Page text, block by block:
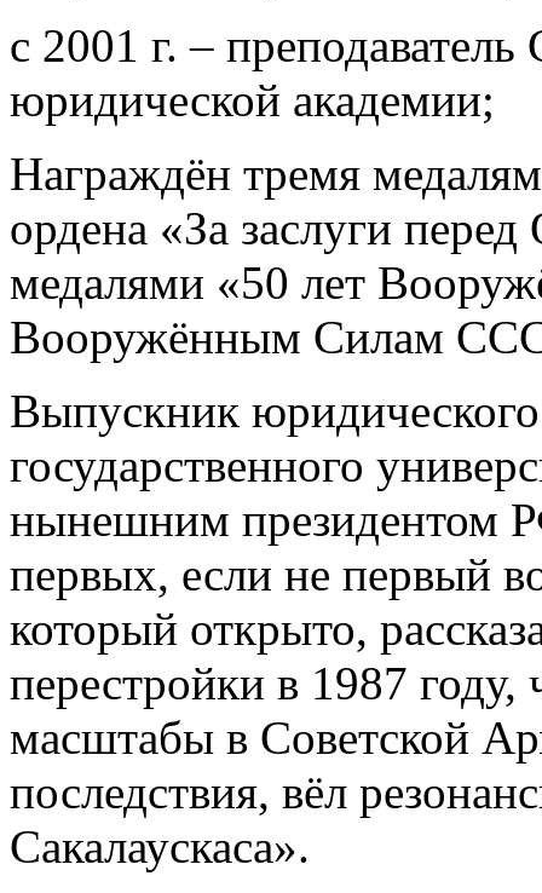
с 2001 г. –
юридической академии;
Награждён тремя
ордена «За заслуги
медалями «50 лет
Вооружённым Силам
Выпускник юридического
государственного
нынешним президентом
первых, если не первый
который открыто,
перестройки в 1987 году,
масштабы в Советской
последствия, вёл
Сакалаускаса».